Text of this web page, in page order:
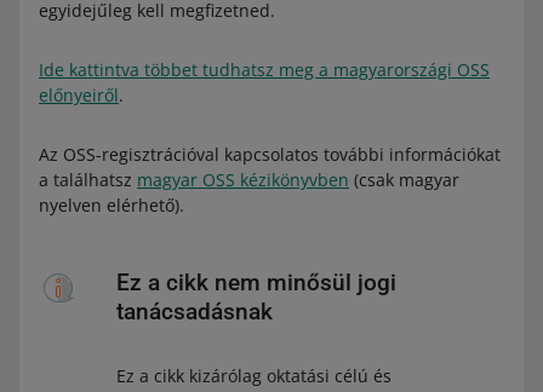
egyidejűleg kell megfizetned.
Ide kattintva többet tudhatsz meg a magyarországi OSS
előnyeiről.
Az OSS-regisztrációval kapcsolatos további információkat
a találhatsz magyar OSS kézikönyvben (csak magyar
nyelven elérhető).
Ez a cikk nem minősül jogi
tanácsadásnak
Ez a cikk kizárólag oktatási célú és